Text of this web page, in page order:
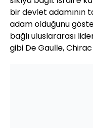
bir devlet adamının
adam olduğunu
bağlı uluslararası
gibi De Gaulle,